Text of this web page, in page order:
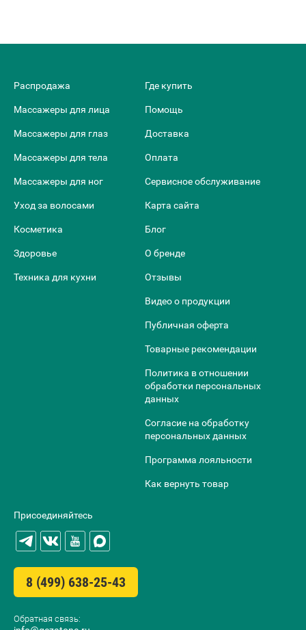
Распродажа
Массажеры для лица
Массажеры для глаз
Массажеры для тела
Массажеры для ног
Уход за волосами
Косметика
Здоровье
Техника для кухни
Где купить
Помощь
Доставка
Оплата
Сервисное обслуживание
Карта сайта
Блог
О бренде
Отзывы
Видео о продукции
Публичная оферта
Товарные рекомендации
Политика в отношении
обработки персональных
данных
Согласие на обработку
персональных данных
Программа лояльности
Как вернуть товар
Присоединяйтесь
8 (499) 638-25-43
Обратная связь: